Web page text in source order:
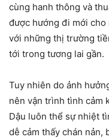
cùng hanh thông và
được hướng đi mới cho
với những thị trường
tới trong tương lai gần.
Tuy nhiên do ảnh
nên vận trình tình cảm
Dậu luôn thể sự nhiệt
dễ cảm thấy chán nản,